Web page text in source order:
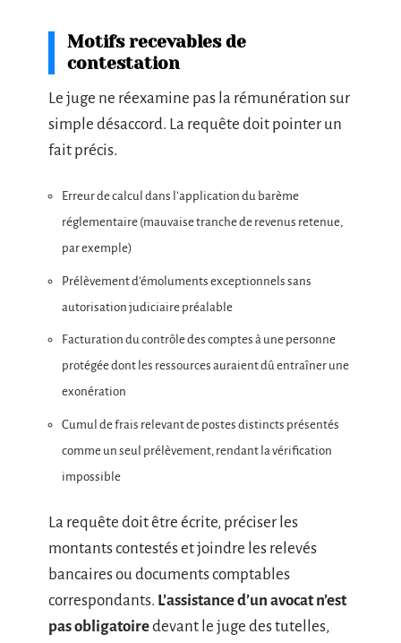
Motifs recevables de
contestation
Le juge ne réexamine pas la rémunération sur
simple désaccord. La requête doit pointer un
fait précis.
Erreur de calcul dans l’application du barème
réglementaire (mauvaise tranche de revenus retenue,
par exemple)
Prélèvement d’émoluments exceptionnels sans
autorisation judiciaire préalable
Facturation du contrôle des comptes à une personne
protégée dont les ressources auraient dû entraîner une
exonération
Cumul de frais relevant de postes distincts présentés
comme un seul prélèvement, rendant la vérification
impossible
La requête doit être écrite, préciser les
montants contestés et joindre les relevés
bancaires ou documents comptables
correspondants. L’assistance d’un avocat n’est
pas obligatoiredevant le juge des tutelles,